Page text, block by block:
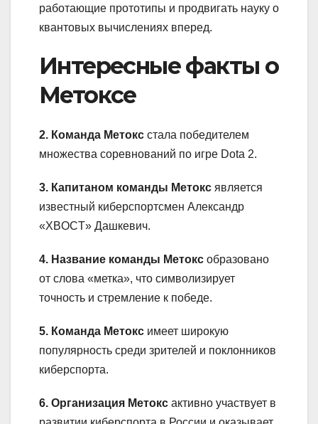
работающие прототипы и продвигать науку о
квантовых вычислениях вперед.
Интересные факты о
Метоксе
2. Команда Метокс стала победителем
множества соревнований по игре Dota 2.
3. Капитаном команды Метокс является
известный киберспортсмен Александр
«XBOCT» Дашкевич.
4. Название команды Метокс образовано
от слова «метка», что символизирует
точность и стремление к победе.
5. Команда Метокс имеет широкую
популярность среди зрителей и поклонников
киберспорта.
6. Организация Метокс активно участвует в